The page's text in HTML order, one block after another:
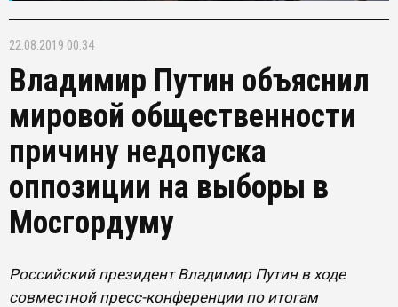
22.08.2019 00:34
Владимир Путин объяснил
мировой общественности
причину недопуска
оппозиции на выборы в
Мосгордуму
Российский президент Владимир Путин в ходе
совместной пресс-конференции по итогам